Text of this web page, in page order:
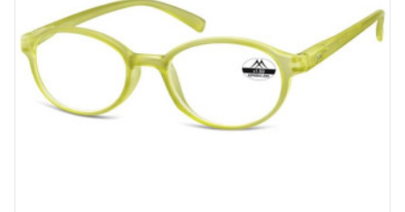
Spray désinfectant lunettes
Désinfection UV/UVC (LED,
rayonnement)